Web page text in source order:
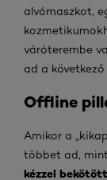
alvómaszkot,
váróterembe
ad a
Offline
Amikor a
többet ad,
kézzel